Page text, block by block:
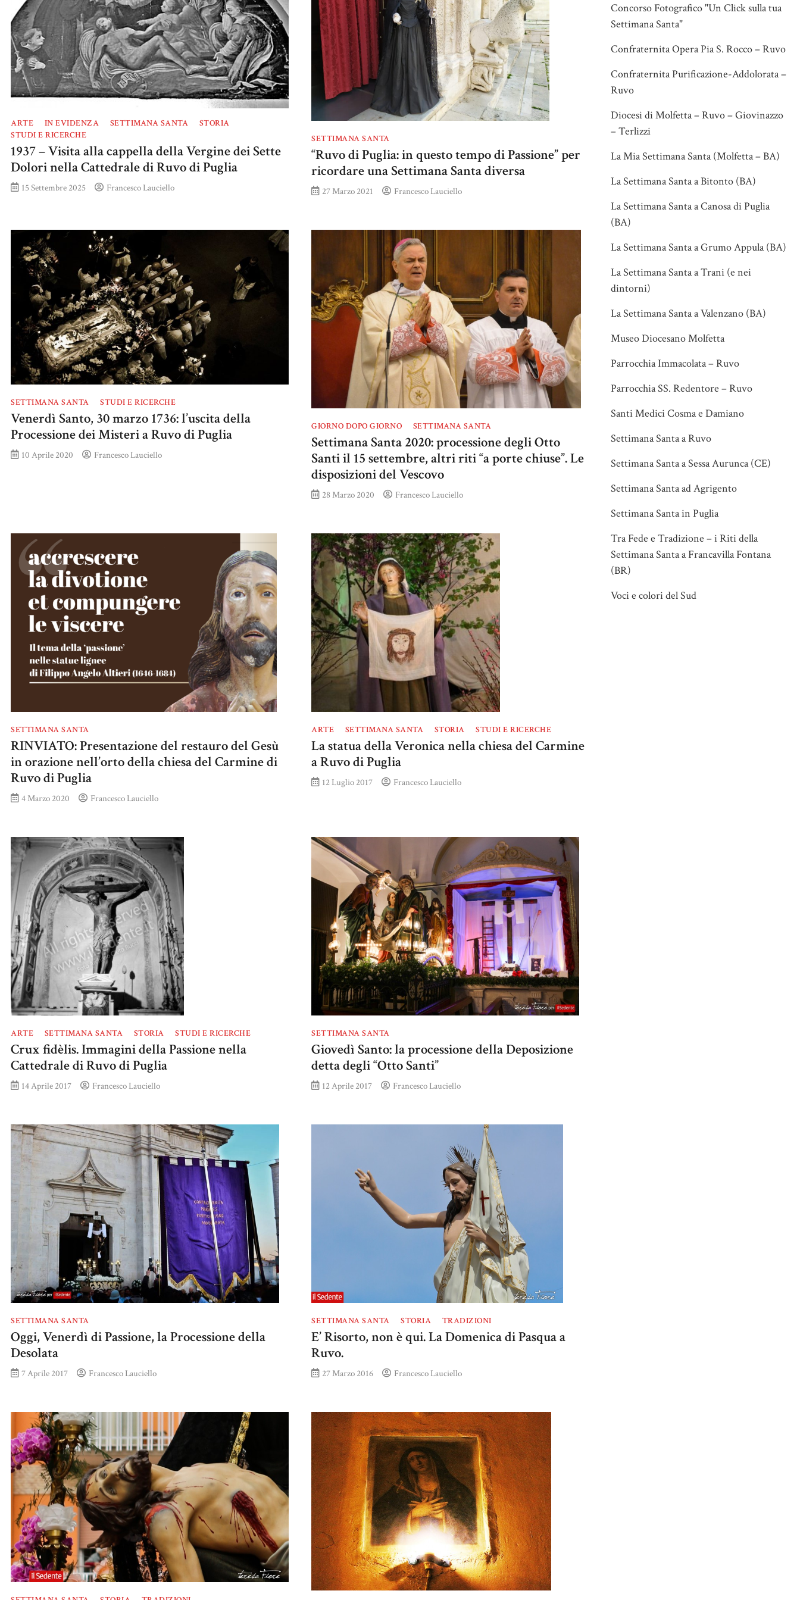
ARTE IN EVIDENZA SETTIMANA SANTA
STORIA
STUDI E RICERCHE
1937 – Visita alla cappella della Vergine dei Sette
Dolori nella Cattedrale di Ruvo di Puglia
15 Settembre 2025 Francesco Lauciello
SETTIMANA SANTA
“Ruvo di Puglia: in questo tempo di Passione” per
ricordare una Settimana Santa diversa
27 Marzo 2021 Francesco Lauciello
SETTIMANA SANTA STUDI E RICERCHE
Venerdì Santo, 30 marzo 1736: l’uscita della
Processione dei Misteri a Ruvo di Puglia
10 Aprile 2020 Francesco Lauciello
GIORNO DOPO GIORNO SETTIMANA SANTA
Settimana Santa 2020: processione degli Otto
Santi il 15 settembre, altri riti “a porte chiuse”. Le
disposizioni del Vescovo
28 Marzo 2020 Francesco Lauciello
SETTIMANA SANTA
RINVIATO: Presentazione del restauro del Gesù
in orazione nell’orto della chiesa del Carmine di
Ruvo di Puglia
4 Marzo 2020 Francesco Lauciello
ARTE SETTIMANA SANTA STORIA STUDI E RICERCHE
La statua della Veronica nella chiesa del Carmine
a Ruvo di Puglia
12 Luglio 2017 Francesco Lauciello
ARTE SETTIMANA SANTA STORIA STUDI E RICERCHE
Crux fidèlis. Immagini della Passione nella
Cattedrale di Ruvo di Puglia
14 Aprile 2017 Francesco Lauciello
SETTIMANA SANTA
Giovedì Santo: la processione della Deposizione
detta degli “Otto Santi”
12 Aprile 2017 Francesco Lauciello
SETTIMANA SANTA
Oggi, Venerdì di Passione, la Processione della
Desolata
7 Aprile 2017 Francesco Lauciello
SETTIMANA SANTA STORIA TRADIZIONI
E’ Risorto, non è qui. La Domenica di Pasqua a
Ruvo.
27 Marzo 2016 Francesco Lauciello
Concorso Fotografico "Un Click sulla tua
Settimana Santa"
Confraternita Opera Pia S. Rocco – Ruvo
Confraternita Purificazione-Addolorata –
Ruvo
Diocesi di Molfetta – Ruvo – Giovinazzo
– Terlizzi
La Mia Settimana Santa (Molfetta – BA)
La Settimana Santa a Bitonto (BA)
La Settimana Santa a Canosa di Puglia
(BA)
La Settimana Santa a Grumo Appula (BA)
La Settimana Santa a Trani (e nei
dintorni)
La Settimana Santa a Valenzano (BA)
Museo Diocesano Molfetta
Parrocchia Immacolata – Ruvo
Parrocchia SS. Redentore – Ruvo
Santi Medici Cosma e Damiano
Settimana Santa a Ruvo
Settimana Santa a Sessa Aurunca (CE)
Settimana Santa ad Agrigento
Settimana Santa in Puglia
Tra Fede e Tradizione – i Riti della
Settimana Santa a Francavilla Fontana
(BR)
Voci e colori del Sud